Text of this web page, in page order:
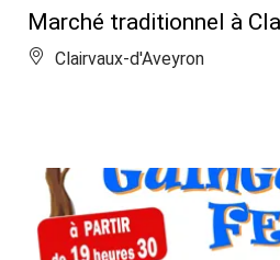
Marché traditionnel à
Clairvaux-d'Aveyron